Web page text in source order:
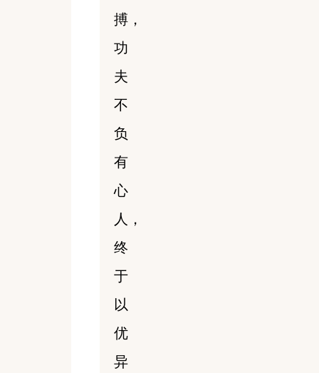
搏，
功
夫
不
负
有
心
人，
终
于
以
优
异